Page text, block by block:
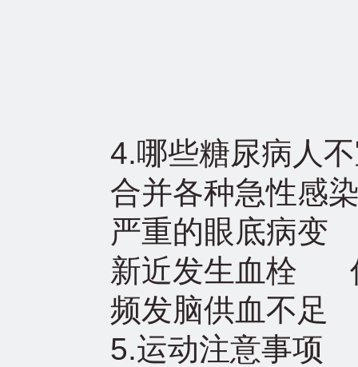
4.哪些糖尿病人不
合并各种急性感染
严重的眼底病变
新近发生血栓 伴
频发脑供血不
5.运动注意事项